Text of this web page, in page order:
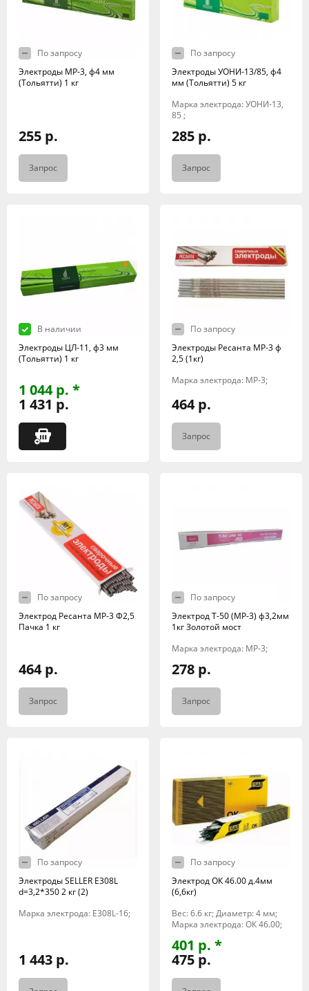
По запросу
Электроды МР-3, ф4 мм
(Тольятти) 1 кг
255 р.
Запрос
По запросу
Электроды УОНИ-13/85, ф4
мм (Тольятти) 5 кг
Марка электрода: УОНИ-13,
85 ;
285 р.
Запрос
В наличии
Электроды ЦЛ-11, ф3 мм
(Тольятти) 1 кг
1 044 р. *
1 431 р.
По запросу
Электроды Ресанта МР-3 ф
2,5 (1кг)
Марка электрода: МР-3;
464 р.
Запрос
По запросу
Электрод Ресанта МР-3 Ф2,5
Пачка 1 кг
464 р.
Запрос
По запросу
Электрод Т-50 (МР-3) ф3,2мм
1кг Золотой мост
Марка электрода: МР-3;
278 р.
Запрос
По запросу
Электроды SELLER E308L
d=3,2*350 2 кг (2)
Марка электрода: E308L-16;
1 443 р.
По запросу
Электрод ОК 46.00 д.4мм
(6,6кг)
Вес: 6.6 кг; Диаметр: 4 мм;
Марка электрода: ОК 46.00;
401 р. *
475 р.